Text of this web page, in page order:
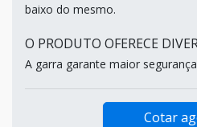
baixo do mesmo.
O PRODUTO OFERECE
A garra garante maior
Cotar